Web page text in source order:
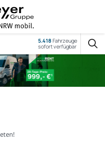
5.418 Fahrzeuge
sofort verfügbar